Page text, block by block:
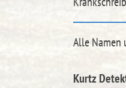
Alle Namen
Kurtz